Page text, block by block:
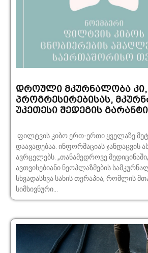
დროული მკურნალობა კი,
პროგრესირებისას,
უკეთესი შედეგის
ფილტვის კიბო ერთ-ერთი ყველაზე
დაავადებაა. ინფორმაციას ჯანდაცვის ასოციაცია
ავრცელებს. „თანამედროვე მედიცინაში, მსგავსი ტიპის
ავთვისებიანი ნეოპლაზმების
სხვადასხვა სახის თერაპია, რომლის
სიმსივნური...